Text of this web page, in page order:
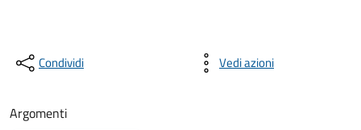
Condividi Vedi azioni
Argomenti